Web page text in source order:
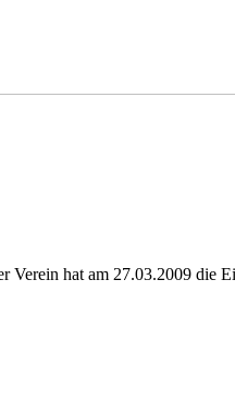
hat am 27.03.2009 die